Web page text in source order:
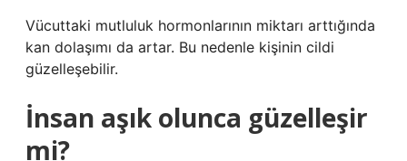
Vücuttaki mutluluk hormonlarının miktarı arttığında
kan dolaşımı da artar. Bu nedenle kişinin cildi
güzelleşebilir.
İnsan aşık olunca güzelleşir
mi?